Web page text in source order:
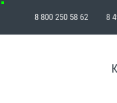
8 800 250 58 62 8